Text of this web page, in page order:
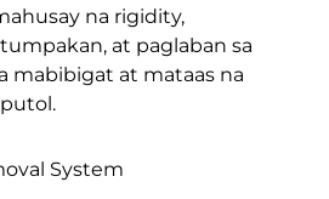
na rigidity,
at paglaban sa
mabibigat at mataas na
System